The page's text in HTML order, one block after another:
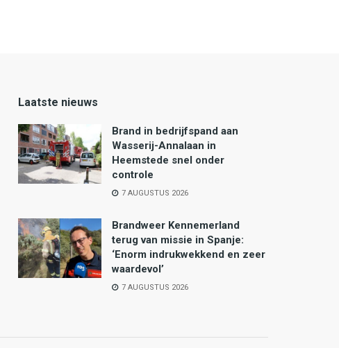
Laatste nieuws
Brand in bedrijfspand aan
Wasserij-Annalaan in
Heemstede snel onder
controle
7 AUGUSTUS 2026
Brandweer Kennemerland
terug van missie in Spanje:
‘Enorm indrukwekkend en zeer
waardevol’
7 AUGUSTUS 2026